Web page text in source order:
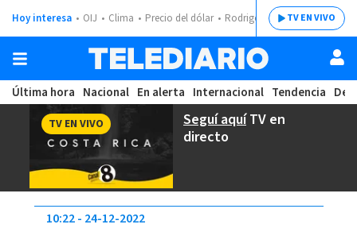
Hoy interesa OIJ Clima Precio del dólar Rodrigo ChavesTV EN VIVO
Última hora Nacional En alerta Internacional Tendencia
Seguí aquíTV en
directo
TV EN VIVO
10:22 24-12-2022